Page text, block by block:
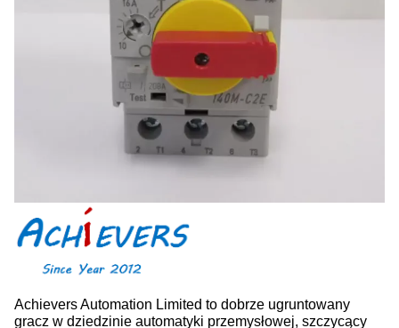
Achievers Automation Limited to dobrze ugruntowany
gracz w dziedzinie automatyki przemysłowej, szczycący